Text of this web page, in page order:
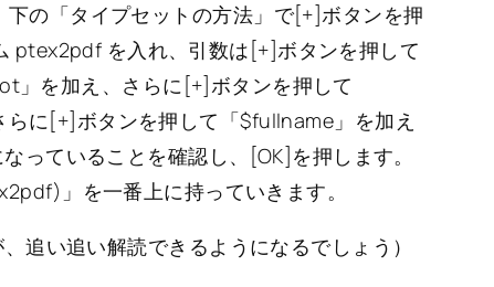
の「タイプセットの方法」で[+]ボタンを押
を入れ、引数は[+]ボタンを押して
」を加え、さらに[+]ボタンを押して
に[+]ボタンを押して「$fullname」を加え
っていることを確認し、[OK]を押します。
」を一番上に持っていきます。
追い追い解読できるようになるでしょう）